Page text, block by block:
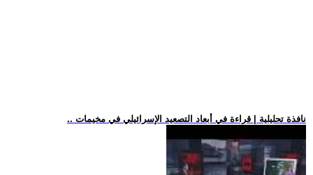
.. نافذة تحليلية | قراءة في أبعاد التصعيد الإسرائيلي في مخيمات